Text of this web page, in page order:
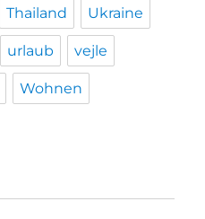
Thailand Ukraine
urlaub vejle
Wohnen